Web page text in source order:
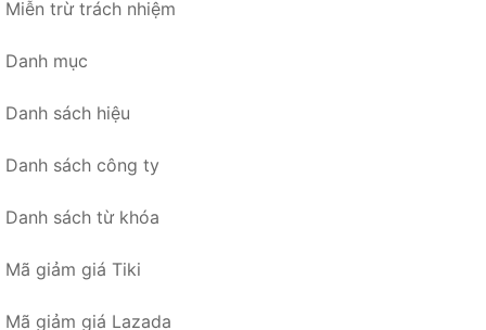
Miễn trừ trách nhiệm
Danh mục
Danh sách hiệu
Danh sách công ty
Danh sách từ khóa
Mã giảm giá Tiki
Mã giảm giá Lazada